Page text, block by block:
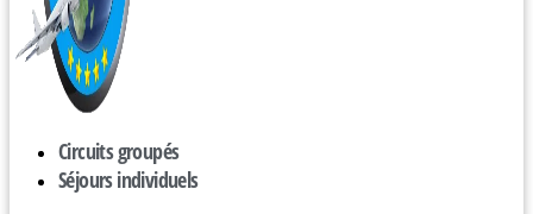
Circuits groupés
Séjours individuels